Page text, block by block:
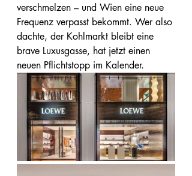
verschmelzen – und Wien eine neue
Frequenz verpasst bekommt. Wer also
dachte, der Kohlmarkt bleibt eine
brave Luxusgasse, hat jetzt einen
neuen Pflichtstopp im Kalender.